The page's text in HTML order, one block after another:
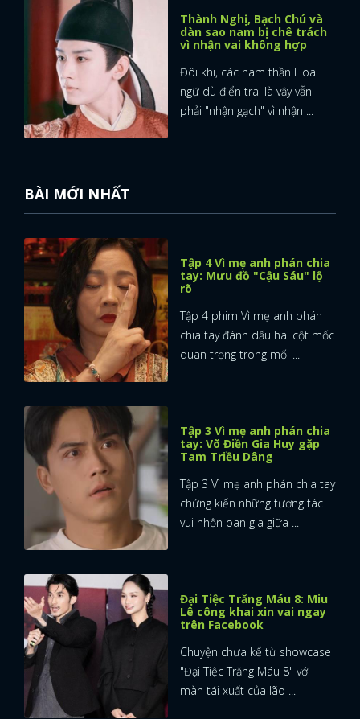
Thành Nghị, Bạch Chú và
dàn sao nam bị chê trách
vì nhận vai không hợp
Đôi khi, các nam thần Hoa
ngữ dù điển trai là vậy vẫn
phải "nhận gạch" vì nhận ...
BÀI MỚI NHẤT
Tập 4 Vì mẹ anh phán chia
tay: Mưu đồ "Cậu Sáu" lộ
rõ
Tập 4 phim Vì mẹ anh phán
chia tay đánh dấu hai cột mốc
quan trọng trong mối ...
Tập 3 Vì mẹ anh phán chia
tay: Võ Điền Gia Huy gặp
Tam Triều Dâng
Tập 3 Vì mẹ anh phán chia tay
chứng kiến những tương tác
vui nhộn oan gia giữa ...
Đại Tiệc Trăng Máu 8: Miu
Lê công khai xin vai ngay
trên Facebook
Chuyện chưa kể từ showcase
"Đại Tiệc Trăng Máu 8" với
màn tái xuất của lão ...